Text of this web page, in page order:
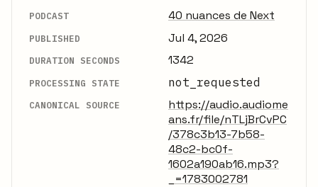
PODCAST 40 nuances de Next
PUBLISHED Jul 4, 2026
DURATION SECONDS 1342
PROCESSING STATE not_requested
CANONICAL SOURCE
https://audio.audiome
ans.fr/file/nTLjBrCvPC
/378c3b13-7b58-
48c2-bc0f-
1602a190ab16.mp3?
_=1783002781